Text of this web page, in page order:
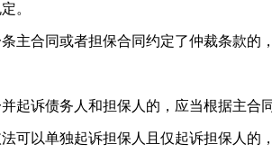
。
合同或者担保合同约定了仲裁条款的
诉债务人和担保人的，应当根据主合
以单独起诉担保人且仅起诉担保人的